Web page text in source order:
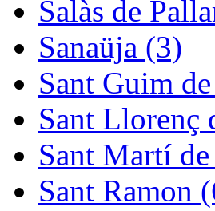
Salàs de
Sanaüja (3)
Sant Guim
Sant Llorenç
Sant Martí
Sant Ramon